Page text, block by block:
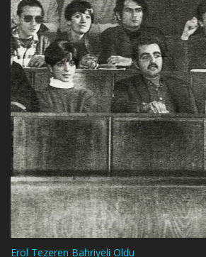
Erol Tezeren Bahriyeli Oldu